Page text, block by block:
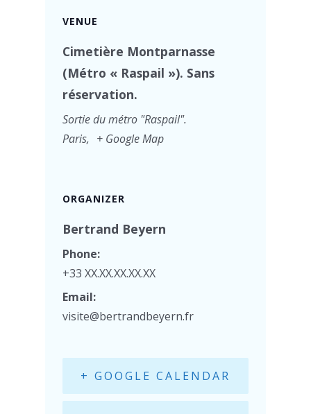
VENUE
Cimetière Montparnasse
(Métro « Raspail »). Sans
réservation.
Sortie du métro "Raspail".
Paris, + Google Map
ORGANIZER
Bertrand Beyern
Phone:
+33 XX.XX.XX.XX.XX
Email:
visite@bertrandbeyern.fr
+ GOOGLE CALENDAR